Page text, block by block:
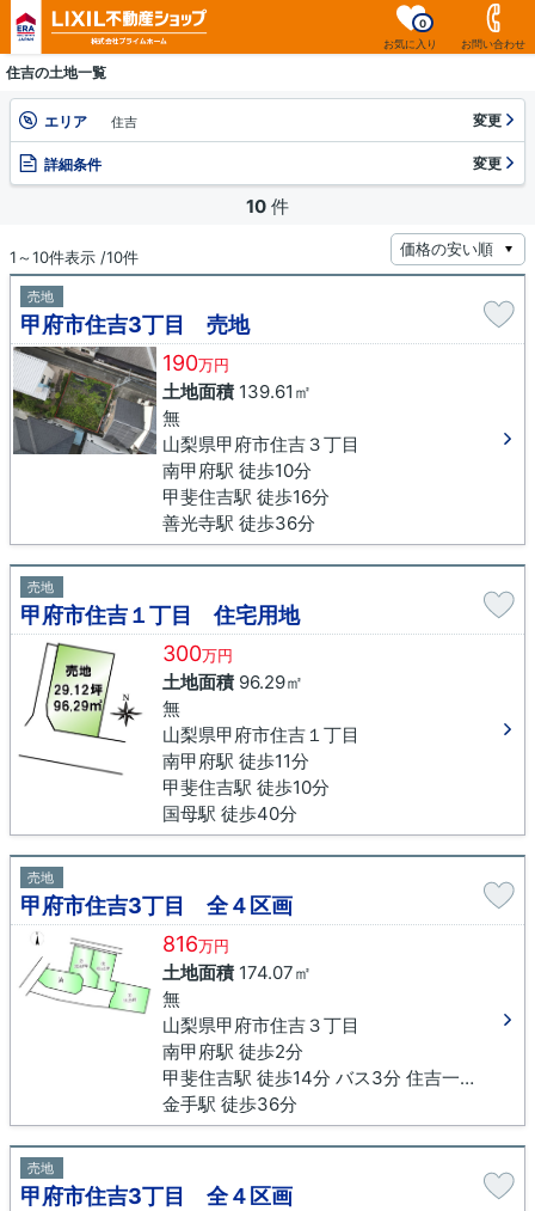
お気に入り
0
お問い合わせ
住吉の土地一覧
エリア 住吉 変更
詳細条件 変更
10 件
1～10件表示 /10件
売地
甲府市住吉3丁目 売地
190万円
土地面積139.61㎡
無
山梨県甲府市住吉３丁目
南甲府駅 徒歩10分
甲斐住吉駅 徒歩16分
善光寺駅 徒歩36分
売地
甲府市住吉１丁目 住宅用地
300万円
土地面積96.29㎡
無
山梨県甲府市住吉１丁目
南甲府駅 徒歩11分
甲斐住吉駅 徒歩10分
国母駅 徒歩40分
売地
甲府市住吉3丁目 全４区画
816万円
土地面積174.07㎡
無
山梨県甲府市住吉３丁目
南甲府駅 徒歩2分
甲斐住吉駅 徒歩14分 バス3分 住吉一丁目北下車 徒歩7分
金手駅 徒歩36分
売地
甲府市住吉3丁目 全４区画